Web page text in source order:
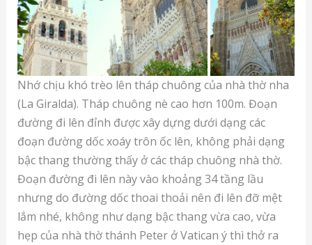
Nhớ chịu khó trèo lên tháp chuông của nhà thờ nha
(La Giralda). Tháp chuông nè cao hơn 100m. Đoạn
đường đi lên đỉnh được xây dựng dưới dạng các
đoạn đường dốc xoáy trôn ốc lên, không phải dạng
bậc thang thường thấy ở các tháp chuông nhà thờ.
Đoạn đường đi lên này vào khoảng 34 tầng lầu
nhưng do đường dốc thoai thoải nên đi lên đỡ mệt
lắm nhé, không như dạng bậc thang vừa cao, vừa
hẹp của nhà thờ thánh Peter ở Vatican ý thì thở ra